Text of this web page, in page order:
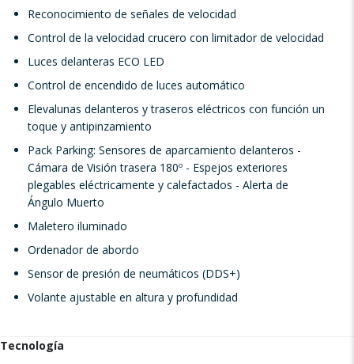
Reconocimiento de señales de velocidad
Control de la velocidad crucero con limitador de velocidad
Luces delanteras ECO LED
Control de encendido de luces automático
Elevalunas delanteros y traseros eléctricos con función un
toque y antipinzamiento
Pack Parking: Sensores de aparcamiento delanteros -
Cámara de Visión trasera 180º - Espejos exteriores
plegables eléctricamente y calefactados - Alerta de
Ángulo Muerto
Maletero iluminado
Ordenador de abordo
Sensor de presión de neumáticos (DDS+)
Volante ajustable en altura y profundidad
Tecnología